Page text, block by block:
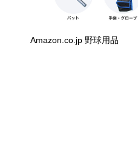
Amazon.co.jp 野球用品